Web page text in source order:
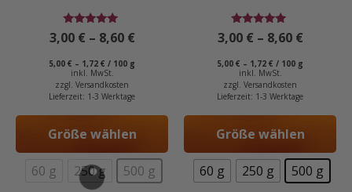
Bewertet
mit
von 5
3,00 € – 8,60 €
5,00 € – 1,72 € / 100 g
inkl. MwSt.
zzgl. Versandkosten
Lieferzeit: 1-3 Werktage
Größe wählen
werden
60 g 250 g 500 g
Bewertet
mit
von 5
3,00 € – 8,60 €
5,00 € – 1,72 € / 100 g
inkl. MwSt.
zzgl. Versandkosten
Lieferzeit: 1-3 Werktage
Größe wählen
werden
60 g 250 g 500 g